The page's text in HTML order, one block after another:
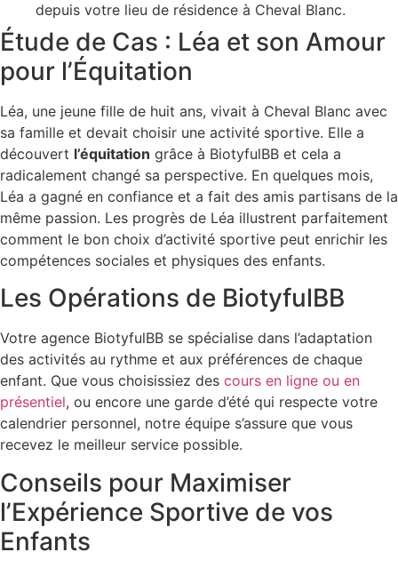
depuis votre lieu de résidence à Cheval Blanc.
Étude de Cas : Léa et son Amour
pour l’Équitation
Léa, une jeune fille de huit ans, vivait à Cheval Blanc avec
sa famille et devait choisir une activité sportive. Elle a
découvert l’équitation grâce à BiotyfulBB et cela a
radicalement changé sa perspective. En quelques mois,
Léa a gagné en confiance et a fait des amis partisans de la
même passion. Les progrès de Léa illustrent parfaitement
comment le bon choix d’activité sportive peut enrichir les
compétences sociales et physiques des enfants.
Les Opérations de BiotyfulBB
Votre agence BiotyfulBB se spécialise dans l’adaptation
des activités au rythme et aux préférences de chaque
enfant. Que vous choisissiez des cours en ligne ou en
présentiel, ou encore une garde d’été qui respecte votre
calendrier personnel, notre équipe s’assure que vous
recevez le meilleur service possible.
Conseils pour Maximiser
l’Expérience Sportive de vos
Enfants